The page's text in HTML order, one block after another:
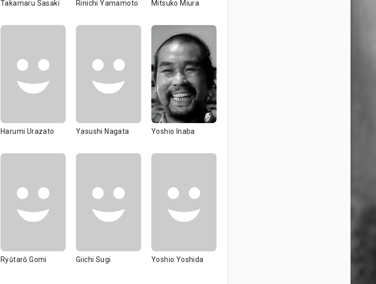
Takamaru Sasaki Rinichi Yamamoto Mitsuko Miura
Harumi Urazato Yasushi Nagata Yoshio Inaba
Ryūtarō Gomi Giichi Sugi Yoshio Yoshida